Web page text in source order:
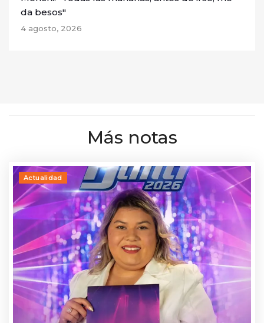
da besos"
4 agosto, 2026
Más notas
Actualidad